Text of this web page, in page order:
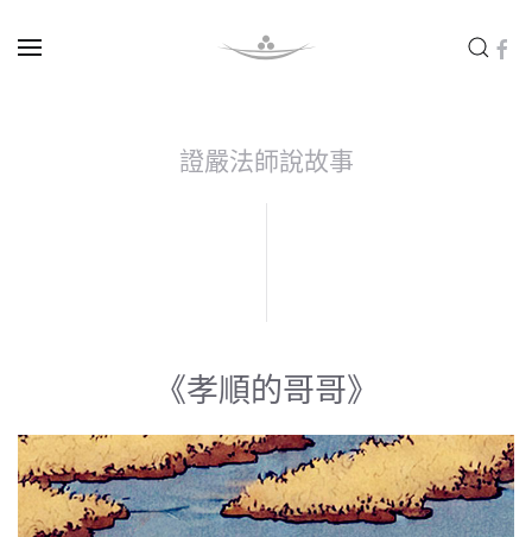
證嚴法師說故事
《孝順的哥哥》